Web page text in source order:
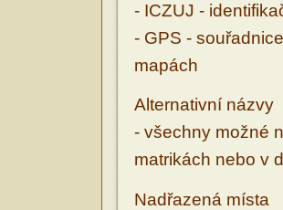
- ICZUJ -
- GPS -
mapách
Alternativní názvy
- všechny možné
matrikách nebo v
Nadřazená místa